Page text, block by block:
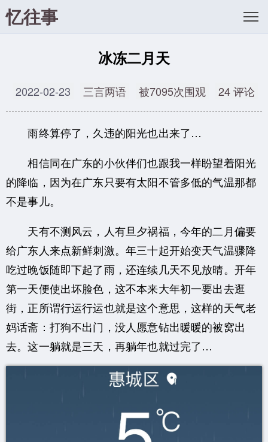
忆往事
冰冻二月天
2022-02-23 三言两语 被7095次围观 24 评论
雨终算停了，久违的阳光也出来了…
相信同在广东的小伙伴们也跟我一样盼望着阳光
的降临，因为在广东只要有太阳不管多低的气温那都
不是事儿。
天有不测风云，人有旦夕祸福，今年的二月偏要
给广东人来点新鲜刺激。年三十起开始变天气温骤降
吃过晚饭随即下起了雨，还连续几天不见放晴。开年
第一天便使出坏脸色，这不本来大年初一要出去逛
街，正所谓行运行运也就是这个意思，这样的天气老
妈话斋：打狗不出门，没人愿意钻出暖暖的被窝出
去。这一躺就是三天，再躺年也就过完了…